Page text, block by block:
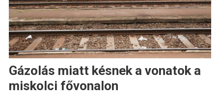
Gázolás miatt késnek a vonatok a
miskolci fővonalon